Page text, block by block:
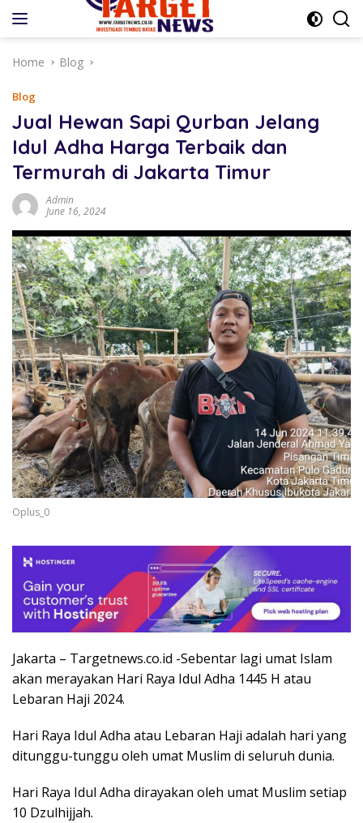
Home
Blog
Blog
Jual Hewan Sapi Qurban Jelang
Idul Adha Harga Terbaik dan
Termurah di Jakarta Timur
Admin
June 16, 2024
Oplus_0
Jakarta – Targetnews.co.id -Sebentar lagi umat Islam
akan merayakan Hari Raya Idul Adha 1445 H atau
Lebaran Haji 2024.
Hari Raya Idul Adha atau Lebaran Haji adalah hari yang
ditunggu-tunggu oleh umat Muslim di seluruh dunia.
Hari Raya Idul Adha dirayakan oleh umat Muslim setiap
10 Dzulhijjah.